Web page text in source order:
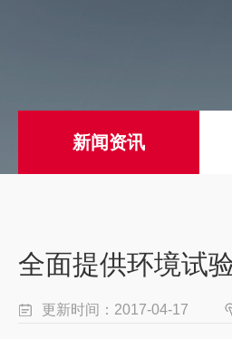
新闻资讯
全面提供环境试
更新时间：2017-04-17